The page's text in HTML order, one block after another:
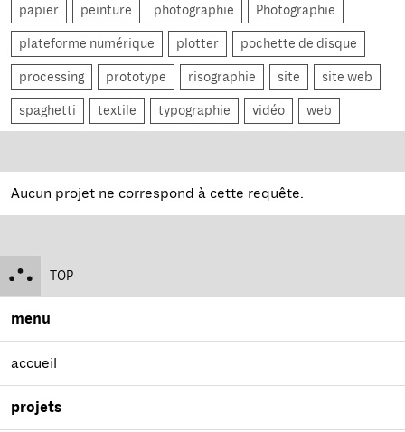
papier peinture photographie Photographie
plateforme numérique plotter pochette de disque
processing prototype risographie site site web
spaghetti textile typographie vidéo web
Aucun projet ne correspond à cette requête.
TOP
menu
accueil
projets